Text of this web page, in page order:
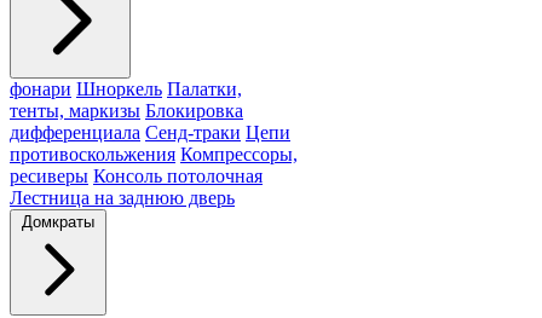
фонари Шноркель Палатки,
тенты, маркизы Блокировка
дифференциала Сенд-траки Цепи
противоскольжения Компрессоры,
ресиверы Консоль потолочная
Лестница на заднюю дверь
Домкраты